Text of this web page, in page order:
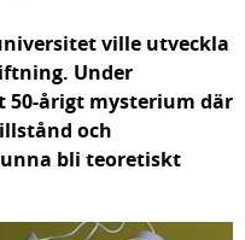
ville utveckla
Under
50-årigt mysterium där
och
bli teoretiskt